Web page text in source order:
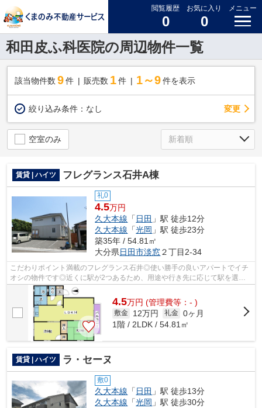
閲覧履歴
0
お気に入り
0
メニュー
和田皮ふ科医院の周辺物件一覧
該当物件数 9件 販売数 1 件 1～9 件を表示
絞り込み条件： なし 変更
空室のみ
賃貸 | ハイツ フレグランス石井A棟
礼0
4.5万円
久大本線 「 日田 」駅 徒歩12分
久大本線 「光岡 」駅 徒歩23分
築35年 / 54.81㎡
大分県日田市淡窓２丁目2-34
こだわりポイント満載のフレグランス石井◎使い勝手の良いアパートでイチ
オシの物件です◎近くに駅が2つあるため、用途や行き先に応じて駅を選べ
る物件です◎歩いて12分ほどで駅にアクセ...
4.5万円 (管理費等：- )
敷金 12万円 礼金 0ヶ月
1階 / 2LDK / 54.81㎡
賃貸 | ハイツ ラ・セーヌ
敷0
久大本線 「 日田 」駅 徒歩13分
久大本線 「光岡 」駅 徒歩30分